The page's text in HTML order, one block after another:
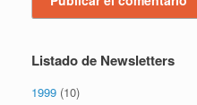
Listado de Newsletters
1999 (10)